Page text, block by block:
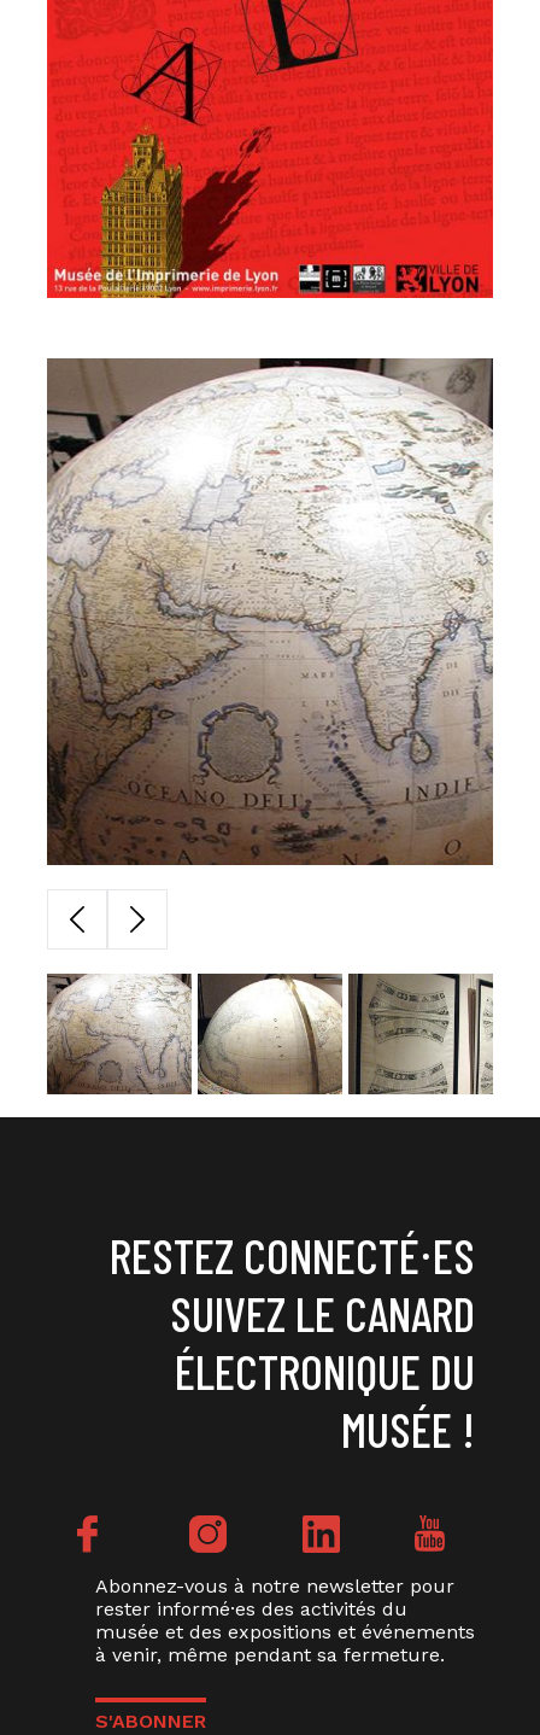
RESTEZ CONNECTÉ⸱ES
SUIVEZ LE CANARD
ÉLECTRONIQUE DU
MUSÉE !
Abonnez-vous à notre newsletter pour
rester informé·es des activités du
musée et des expositions et événements
à venir, même pendant sa fermeture.
S'ABONNER